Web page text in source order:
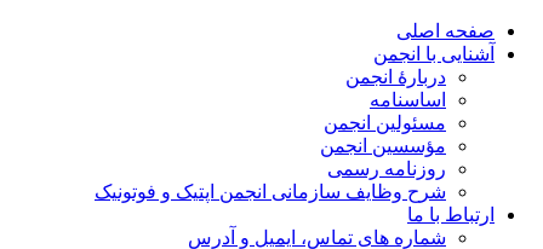
صفحه اصلی
آشنایی با انجمن
دربارۀ انجمن
اساسنامه
مسئولین انجمن
مؤسسین انجمن
روزنامه رسمی
شرح وظایف سازمانی انجمن اپتیک و فوتونیک
ارتباط با ما
شماره های تماس، ایمیل و آدرس